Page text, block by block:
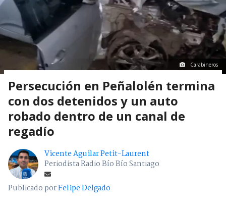
Carabineros
Persecución en Peñalolén termina
con dos detenidos y un auto
robado dentro de un canal de
regadío
Vicente Aguilar Petit-Laurent
Periodista Radio Bío Bío Santiago
Publicado porFelipe Delgado